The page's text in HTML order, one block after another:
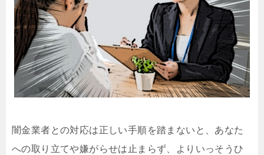
闇金業者との対応は正しい手順を踏まないと、あなた
への取り立てや嫌がらせは止まらず、よりいっそうひ